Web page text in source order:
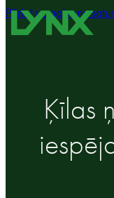
Pāriet uz galveno
Ķīlas